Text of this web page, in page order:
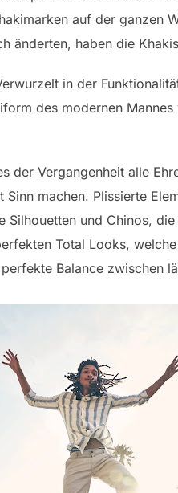
auf der ganzen
änderten, haben die
in der
des modernen Mannes
der Vergangenheit alle
machen. Plissierte
Silhouetten und Chinos,
Total Looks,
Balance zwischen